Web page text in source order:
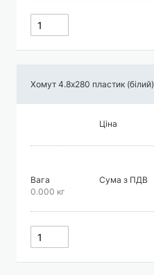
Хомут 4.8х280 пластик (білий)
Ціна
Вага
0.000 кг
Сума з ПДВ